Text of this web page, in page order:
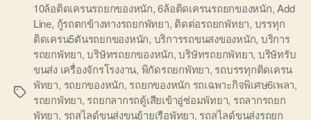
Tags
10ล้อติดเครนรถยกของหนัก,6ล้อติดเครนรถยกของหนัก,Add
Line, กู้รถตกข้างทางรถยกพัทยา, ติดต่อรถยกพัทยา, บรรทุก
ติดเครน5ตันรถยกของหนัก, บริการรถขนสงของหนัก, บริการ
รถยกพัทยา,บริษัทรถยกของหนัก,บริษัทรถยกพัทยา, บริษัทรับ
ขนส่ง เครื่องจักรโรงงาน, พิกัดรถยกพัทยา, รถบรรทุกติดเครน
พัทยา, รถยกของหนัก, รถยกของหนัก รถเฉพาะกิจพิเศษ6เพลา,
รถยกพัทยา, รถยกลากรถตู้เสียเข้าอู่ซ่อมพัทยา, รถลากรถยก
พัทยา, รถสไลด์ขนส่งขนย้ายเรือพัทยา, รถสไลด์ขนส่งรถยก